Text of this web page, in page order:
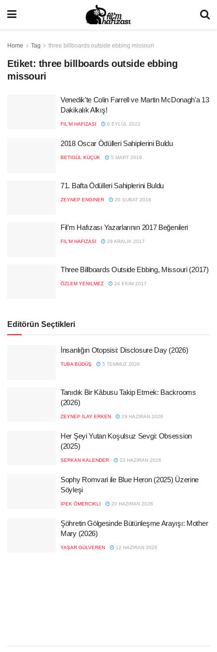
Home Tag three billboards outside ebbing missouri
Etiket: three billboards outside ebbing
missouri
Venedik’te Colin Farrell ve Martin McDonagh’a 13
Dakikalık Alkış!
FIL'M HAFIZASI 6 EYLÜL 2022
2018 Oscar Ödülleri Sahiplerini Buldu
BETIGÜL KÜÇÜK 5 MART 2018
71. Bafta Ödülleri Sahiplerini Buldu
ZEYNEP ENGINER 20 ŞUBAT 2018
Fil’m Hafızası Yazarlarının 2017 Beğenileri
FIL'M HAFIZASI 28 ARALIK 2017
Three Billboards Outside Ebbing, Missouri (2017)
ÖZLEM YENILMEZ 24 EKIM 2017
Editörün Seçtikleri
İnsanlığın Otopsisi: Disclosure Day (2026)
TUBA BÜDÜŞ 5 TEMMUZ 2026
Tanıdık Bir Kâbusu Takip Etmek: Backrooms
(2026)
ZEYNEP İLAY ERKEN 29 HAZIRAN 2026
Her Şeyi Yutan Koşulsuz Sevgi: Obsession
(2025)
SERKAN KALENDER 23 HAZIRAN 2026
Sophy Romvari ile Blue Heron (2025) Üzerine
Söyleşi
İPEK ÖMERCIKLI 20 HAZIRAN 2026
Şöhretin Gölgesinde Bütünleşme Arayışı: Mother
Mary (2026)
YAŞAR GÜLVEREN 12 HAZIRAN 2026